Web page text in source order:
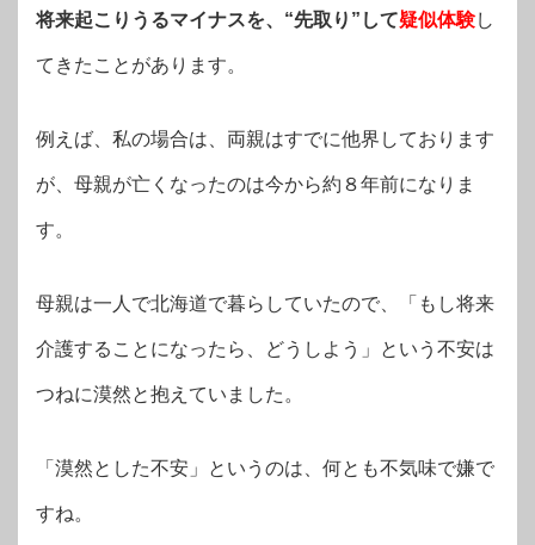
将来起こりうるマイナスを、“先取り”して疑似体験し
てきたことがあります。
例えば、私の場合は、両親はすでに他界しております
が、母親が亡くなったのは今から約８年前になりま
す。
母親は一人で北海道で暮らしていたので、「もし将来
介護することになったら、どうしよう」という不安は
つねに漠然と抱えていました。
「漠然とした不安」というのは、何とも不気味で嫌で
すね。